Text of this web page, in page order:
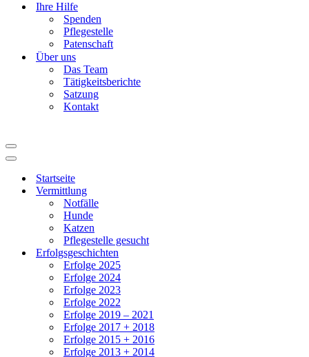
Ihre Hilfe
Spenden
Pflegestelle
Patenschaft
Über uns
Das Team
Tätigkeitsberichte
Satzung
Kontakt
Navigationsmenü
Navigationsmenü
Startseite
Vermittlung
Notfälle
Hunde
Katzen
Pflegestelle gesucht
Erfolgsgeschichten
Erfolge 2025
Erfolge 2024
Erfolge 2023
Erfolge 2022
Erfolge 2019 – 2021
Erfolge 2017 + 2018
Erfolge 2015 + 2016
Erfolge 2013 + 2014